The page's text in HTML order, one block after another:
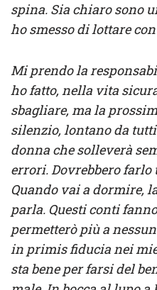
spina. Sia chiaro sono
ho smesso di lottare
Mi prendo la
ho fatto, nella vita
sbagliare, ma la
silenzio, lontano da
donna che solleverà
errori. Dovrebbero farlo
Quando vai a dormire,
parla. Questi conti
permetterò più a
in primis fiducia nei
sta bene per farsi del